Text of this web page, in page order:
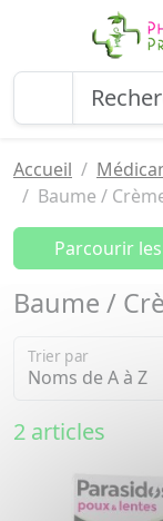
Accueil
Baume /
Parcourir
Baume /
Trier par
2 articles